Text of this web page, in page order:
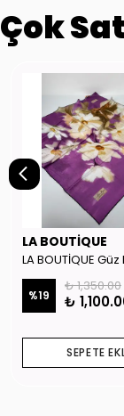
Çok
LA BOUTİQUE
%19
₺ 1,350.00
₺
SEPETE